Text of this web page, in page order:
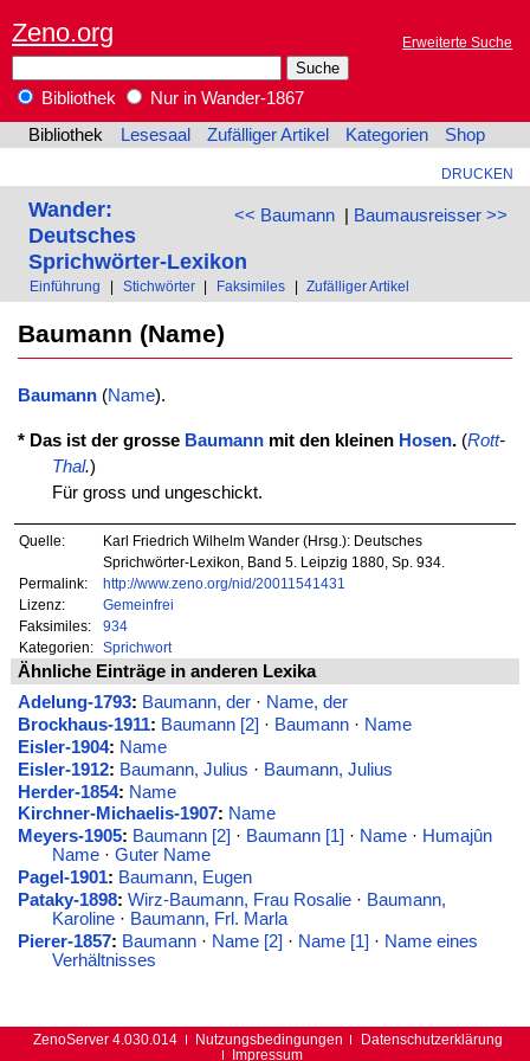
Zeno.org Erweiterte Suche
Bibliothek
Nur in Wander-1867
Bibliothek
Lesesaal Zufälliger Artikel Kategorien Shop
DRUCKEN
<< Baumann| Baumausreisser >>
Wander:
Deutsches
Sprichwörter-Lexikon
Einführung Stichwörter Faksimiles Zufälliger Artikel
Baumann (Name)
Baumann(Name).
* Das ist der grosse Baumannmit den kleinen Hosen.(Rott-
Thal.)
Für gross und ungeschickt.
Quelle:
Karl Friedrich Wilhelm Wander (Hrsg.): Deutsches
Sprichwörter-Lexikon, Band 5. Leipzig 1880, Sp. 934.
Permalink:
http://www.zeno.org/nid/20011541431
Lizenz:
Gemeinfrei
Faksimiles:
934
Kategorien:
Sprichwort
Ähnliche Einträge in anderen Lexika
Adelung-1793: Baumann, der· Name, der
Brockhaus-1911: Baumann [2] · Baumann· Name
Eisler-1904: Name
Eisler-1912: Baumann, Julius · Baumann, Julius
Herder-1854: Name
Kirchner-Michaelis-1907: Name
Meyers-1905: Baumann [2] · Baumann [1] · Name· Humajûn
Name· Guter Name
Pagel-1901: Baumann, Eugen
Pataky-1898: Wirz-Baumann, Frau Rosalie· Baumann,
Karoline· Baumann, Frl. Marla
Pierer-1857: Baumann· Name [2] · Name [1] · Name eines
Verhältnisses
ZenoServer 4.030.014 Nutzungsbedingungen
Datenschutzerklärung
Impressum